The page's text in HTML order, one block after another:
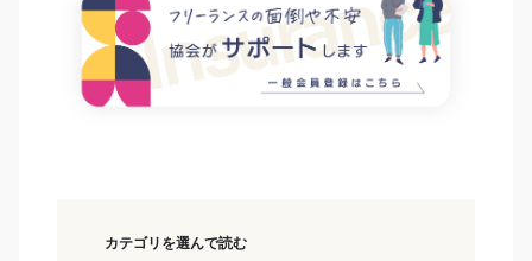
カテゴリを選んで読む